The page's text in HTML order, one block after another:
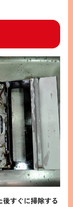
後すぐに掃除する